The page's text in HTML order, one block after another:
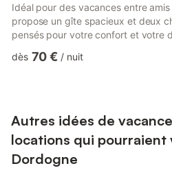
Idéal pour des vacances entre
propose un gîte spacieux et deux
pensés pour votre confort et votre
L’hébergement comprend une
est...
dès 70 € / nuit
Autres idées de
locations qui pourraient
Dordogne